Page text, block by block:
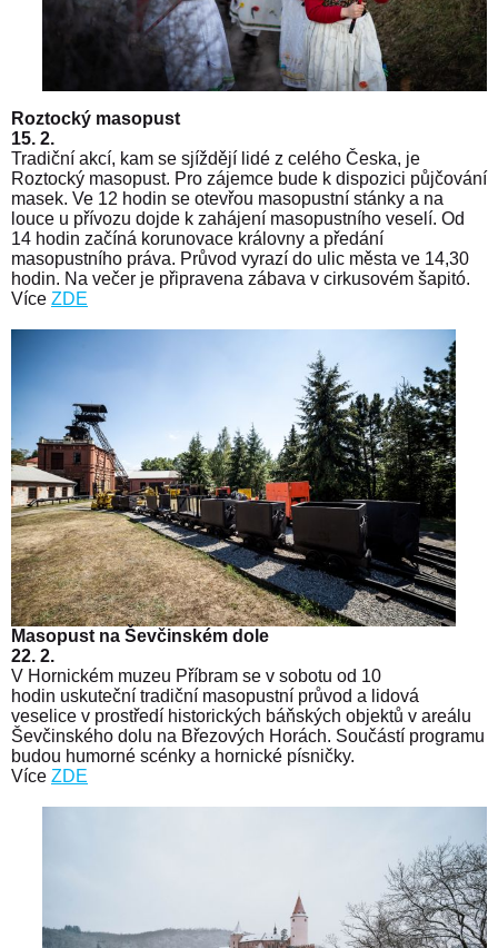
Roztocký masopust
15. 2.
Tradiční akcí, kam se sjíždějí lidé z celého Česka, je
Roztocký masopust. Pro zájemce bude k dispozici půjčování
masek. Ve 12 hodin se otevřou masopustní stánky a na
louce u přívozu dojde k zahájení masopustního veselí. Od
14 hodin začíná korunovace královny a předání
masopustního práva. Průvod vyrazí do ulic města ve 14,30
hodin. Na večer je připravena zábava v cirkusovém šapitó.
Více ZDE
Masopust na Ševčinském dole
22. 2.
V Hornickém muzeu Příbram se v sobotu od 10
hodin uskuteční tradiční masopustní průvod a lidová
veselice v prostředí historických báňských objektů v areálu
Ševčinského dolu na Březových Horách. Součástí programu
budou humorné scénky a hornické písničky.
Více ZDE